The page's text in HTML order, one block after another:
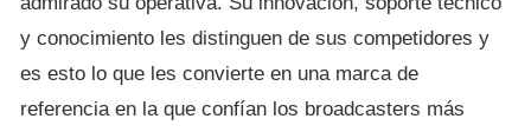
y conocimiento les distinguen de sus competidores y
es esto lo que les convierte en una marca de
referencia en la que confían los broadcasters más